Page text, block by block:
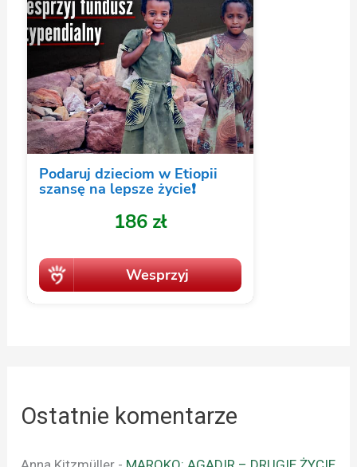
Ostatnie komentarze